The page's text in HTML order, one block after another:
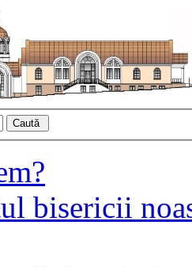
bisericii